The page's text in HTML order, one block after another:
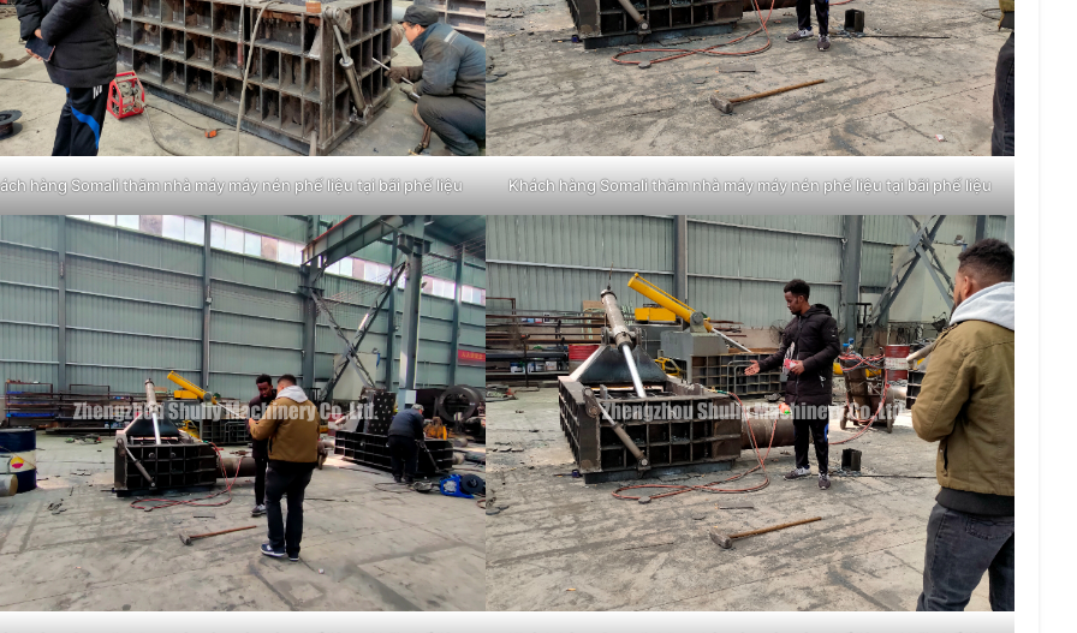
hàng Somali thăm nhà máy máy nén phế liệu tại bãi phế liệu Khách hàng Somali thăm nhà máy máy nén phế liệu tại bãi phế liệu